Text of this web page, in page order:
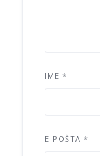
IME *
E-POŠTA *